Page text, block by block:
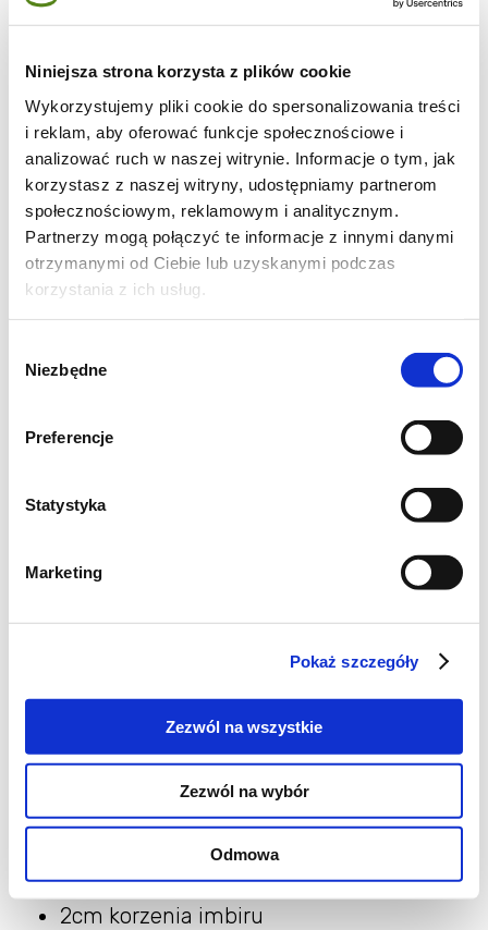
Niniejsza strona korzysta z plików cookie
Wykorzystujemy pliki cookie do spersonalizowania treści
i reklam, aby oferować funkcje społecznościowe i
analizować ruch w naszej witrynie. Informacje o tym, jak
korzystasz z naszej witryny, udostępniamy partnerom
społecznościowym, reklamowym i analitycznym.
Partnerzy mogą połączyć te informacje z innymi danymi
otrzymanymi od Ciebie lub uzyskanymi podczas
korzystania z ich usług.
zgody
Niezbędne
Preferencje
Statystyka
Marketing
Pokaż szczegóły
Zezwól na wszystkie
Zezwól na wybór
Odmowa
Składniki:
filet z kaczki
olej do smażenia
2 ząbki czosnku
1 łyżka sosu sojowego
1 łyżka oliwy
2cm korzenia imbiru